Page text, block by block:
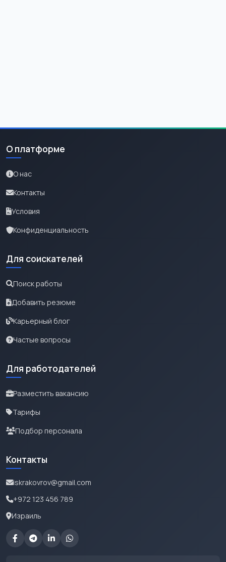
О платформе
О нас
Контакты
Условия
Конфиденциальность
Для соискателей
Поиск работы
Добавить резюме
Карьерный блог
Частые вопросы
Для работодателей
Разместить вакансию
Тарифы
Подбор персонала
Контакты
iskrakovrov@gmail.com
+972 123 456 789
Израиль